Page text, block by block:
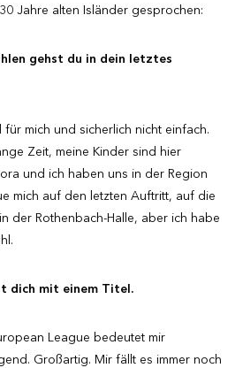
Jahre alten Isländer gesprochen:
gehst du in dein letztes
mich und sicherlich nicht einfach.
Zeit, meine Kinder sind hier
und ich haben uns in der Region
mich auf den letzten Auftritt, auf die
der Rothenbach-Halle, aber ich habe
dich mit einem Titel.
League bedeutet mir
Großartig. Mir fällt es immer noch